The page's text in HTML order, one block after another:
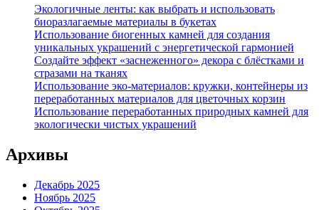
Экологичные ленты: как выбрать и использовать
биоразлагаемые материалы в букетах
Использование биогенных камней для создания
уникальных украшений с энергетической гармонией
Создайте эффект «заснеженного» декора с блёстками и
стразами на тканях
Использование эко-материалов: кружки, контейнеры из
переработанных материалов для цветочных корзин
Использование переработанных природных камней для
экологически чистых украшений
Архивы
Декабрь 2025
Ноябрь 2025